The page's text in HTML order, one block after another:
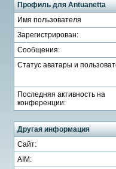
Профиль для Antuanetta
Имя пользователя
Зарегистрирован:
Сообщения:
Статус аватары и
Последняя активность на
конференции:
Другая информация
Сайт:
AIM: